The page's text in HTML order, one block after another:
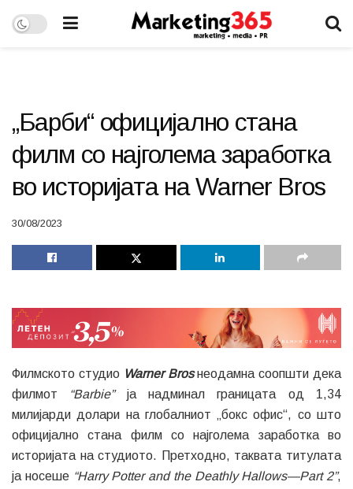
„Барби“ официјално стана
филм со најголема заработка
во историјата на Warner Bros
30/08/2023
Филмското студио Warner Bros неодамна соопшти дека
филмот “Barbie”ја надминал границата од 1,34
милијарди долари на глобалниот „бокс офис“, со што
официјално стана филм со најголема заработка во
историјата на студиото. Претходно, таквата титулата
ја носеше “Harry Potter and the Deathly Hallows—Part 2”,